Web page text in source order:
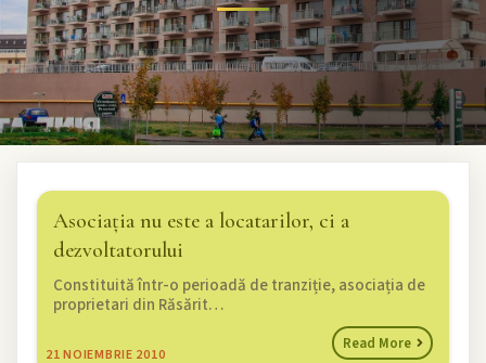
Asociația nu este a locatarilor, ci a
dezvoltatorului
21NOIEMBRIE 2010
Constituită într-o perioadă de tranziție, asociația de
proprietari din Răsărit…
Read More